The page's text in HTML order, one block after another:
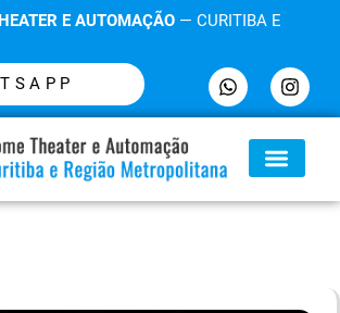
E AUTOMAÇÃO— CURITIBA E